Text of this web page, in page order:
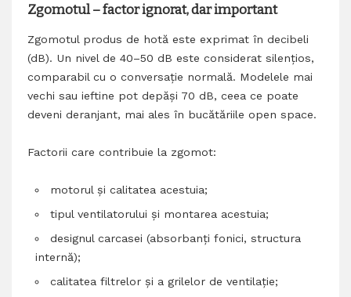
Zgomotul – factor ignorat, dar important
Zgomotul produs de hotă este exprimat în decibeli
(dB). Un nivel de 40–50 dB este considerat silențios,
comparabil cu o conversație normală. Modelele mai
vechi sau ieftine pot depăși 70 dB, ceea ce poate
deveni deranjant, mai ales în bucătăriile open space.
Factorii care contribuie la zgomot:
motorul și calitatea acestuia;
tipul ventilatorului și montarea acestuia;
designul carcasei (absorbanți fonici, structura
internă);
calitatea filtrelor și a grilelor de ventilație;